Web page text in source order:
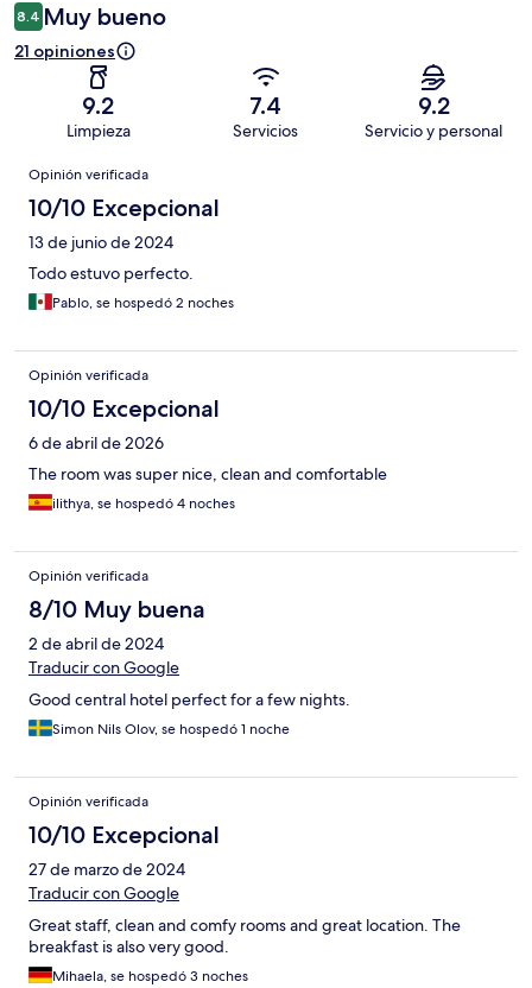
8.4 Muy bueno
21 opiniones
9.2
Limpieza
7.4
Servicios
9.2
Servicio y personal
Opiniones
Opinión verificada
10/10 Excepcional
13 de junio de 2024
Todo estuvo perfecto.
Pablo, se hospedó 2 noches
Opinión verificada
10/10 Excepcional
6 de abril de 2026
The room was super nice, clean and comfortable
ilithya, se hospedó 4 noches
Opinión verificada
8/10 Muy buena
2 de abril de 2024
Traducir con Google
Good central hotel perfect for a few nights.
Simon Nils Olov, se hospedó 1 noche
Opinión verificada
10/10 Excepcional
27 de marzo de 2024
Traducir con Google
Great staff, clean and comfy rooms and great location. The
breakfast is also very good.
Mihaela, se hospedó 3 noches